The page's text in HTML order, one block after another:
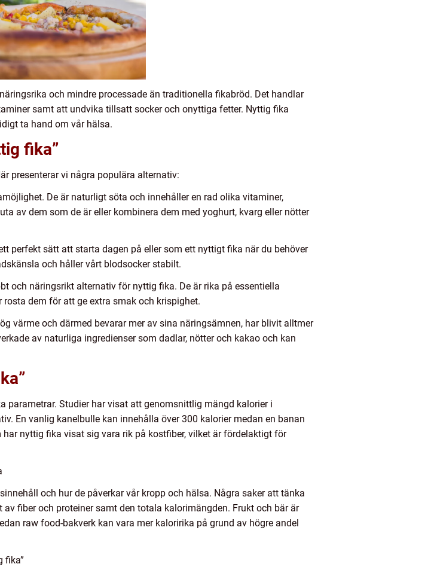
och mindre processade än traditionella fikabröd. Det handlar
samt att undvika tillsatt socker och onyttiga fetter. Nyttig fika
ta hand om vår hälsa.
fika”
presenterar vi några populära alternativ:
De är naturligt söta och innehåller en rad olika vitaminer,
av dem som de är eller kombinera dem med yoghurt, kvarg eller nötter
perfekt sätt att starta dagen på eller som ett nyttigt fika när du behöver
och håller vårt blodsocker stabilt.
och näringsrikt alternativ för nyttig fika. De är rika på essentiella
dem för att ge extra smak och krispighet.
värme och därmed bevarar mer av sina näringsämnen, har blivit alltmer
av naturliga ingredienser som dadlar, nötter och kakao och kan
parametrar. Studier har visat att genomsnittlig mängd kalorier i
En vanlig kanelbulle kan innehålla över 300 kalorier medan en banan
nyttig fika visat sig vara rik på kostfiber, vilket är fördelaktigt för
och hur de påverkar vår kropp och hälsa. Några saker att tänka
fiber och proteiner samt den totala kalorimängden. Frukt och bär är
raw food-bakverk kan vara mer kaloririka på grund av högre andel
fika”